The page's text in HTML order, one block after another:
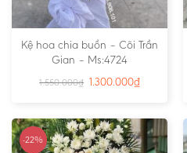
Kệ hoa chia buồn – Cõi Trần
Gian – Ms:4724
1.550.000₫ 1.300.000₫
-22%